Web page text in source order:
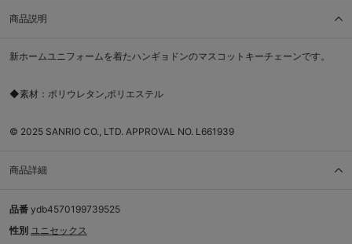
商品説明
新ホームユニフォームを着たハンギョドンのマスコットキーチェーンです。
◆素材：ポリウレタン,ポリエステル
© 2025 SANRIO CO., LTD. APPROVAL NO. L661939
商品詳細
品番 ydb4570199739525
性別 ユニセックス